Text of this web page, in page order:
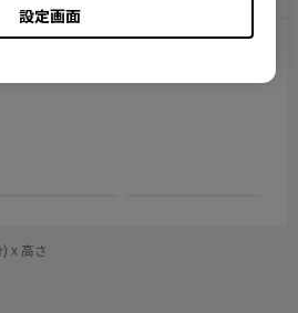
設定画面
は、手の
x 高さ